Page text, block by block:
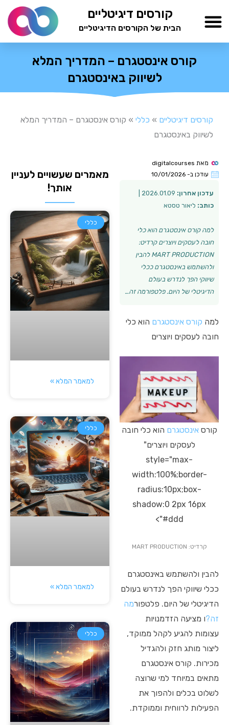
לתוכן
קורסים דיגיטליים
הבית של הקורסים הדיגיטליים
קורס אינסטגרם – המדריך המלא
לשיווק באינסטגרם
קורסים דיגיטליים » כללי » קורס אינסטגרם – המדריך המלא
לשיווק באינסטגרם
מאת
עודכן ב- 10/01/2026
עדכון אחרון:
כותב: ליאור טסטא
למה קורס אינסטגרם הוא כלי
חובה לעסקים ויוצרים קרדיט:
MART PRODUCTION להבין
ולהשתמש באינסטגרם ככלי
שיווקי הפך לנדרש בעולם
הדיגיטלי של היום. פלטפורמה זה…
למה קורס אינסטגרם הוא כלי
חובה לעסקים ויוצרים
קורסאינסטגרם הוא כלי חובה
לעסקים ויוצרים"
style="max-
width:100%;border-
radius:10px;box-
shadow:0 2px 16px
#ddd">
קרדיט: MART PRODUCTION
להבין ולהשתמש באינסטגרם
ככלי שיווקי הפך לנדרש בעולם
הדיגיטלי של היום. פלטפורמה
זה?ו מציעה הזדמנויות
עצומות להגיע לקהל ממוקד,
ליצור מותג חזק ולהגדיל
מכירות. קורס אינסטגרם
מתאים במיוחד למי שרוצה
לשלוט בכלים ולהפוך את
הפעילות לרווחית וממוקדת.
מאמרים שעשויים לעניין
אותך!
כללי
למאמר המלא »
כללי
למאמר המלא »
כללי